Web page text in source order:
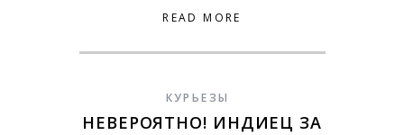
READ MORE
КУРЬЕЗЫ
НЕВЕРОЯТНО! ИНДИЕЦ ЗА